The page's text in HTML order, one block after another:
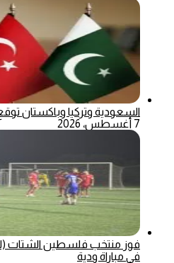
السعودية وتركيا وباكستان
7 أغسطس، 2026
فوز منتخب فلسطين الشتات
في مباراة ودية